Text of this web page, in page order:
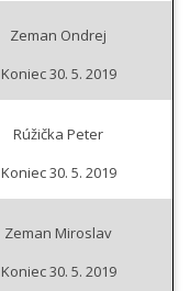
Zeman Ondrej
Koniec 30. 5. 2019
Rúžička Peter
Koniec 30. 5. 2019
Zeman Miroslav
Koniec 30. 5. 2019